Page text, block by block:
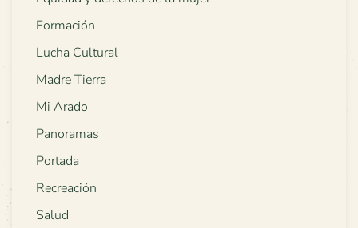
Formación
Lucha Cultural
Madre Tierra
Mi Arado
Panoramas
Portada
Recreación
Salud